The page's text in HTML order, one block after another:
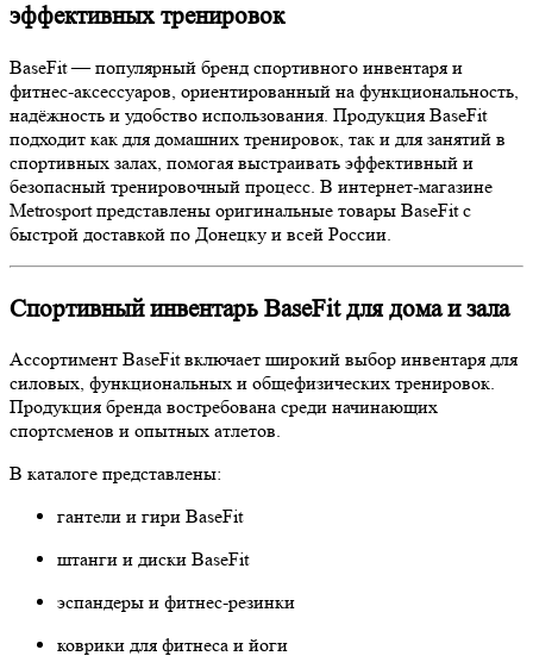
эффективных тренировок
BaseFit — популярный бренд спортивного инвентаря и
фитнес-аксессуаров, ориентированный на функциональность,
надёжность и удобство использования. Продукция BaseFit
подходит как для домашних тренировок, так и для занятий в
спортивных залах, помогая выстраивать эффективный и
безопасный тренировочный процесс. В интернет-магазине
Metrosport представлены оригинальные товары BaseFit с
быстрой доставкой по Донецку и всей России.
Спортивный инвентарь BaseFit для дома и зала
Ассортимент BaseFit включает широкий выбор инвентаря для
силовых, функциональных и общефизических тренировок.
Продукция бренда востребована среди начинающих
спортсменов и опытных атлетов.
В каталоге представлены:
гантели и гири BaseFit
штанги и диски BaseFit
эспандеры и фитнес-резинки
коврики для фитнеса и йоги